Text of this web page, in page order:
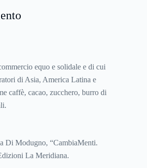
equo e solidale e di cui
di Asia, America Latina e
caffè, cacao, zucchero, burro di
Di Modugno, “CambiaMenti.
La Meridiana.